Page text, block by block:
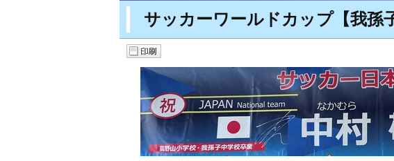
サッカーワールドカップ【我孫